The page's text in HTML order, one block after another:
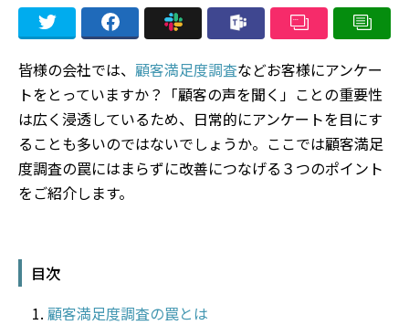
皆様の会社では、 顧客満足度調査などお客様にアンケー
トをとっていますか？「顧客の声を聞く」ことの重要性
は広く浸透しているため、日常的にアンケートを目にす
ることも多いのではないでしょうか。ここでは顧客満足
度調査の罠にはまらずに改善につなげる３つのポイント
をご紹介します。
目次
顧客満足度調査の罠とは